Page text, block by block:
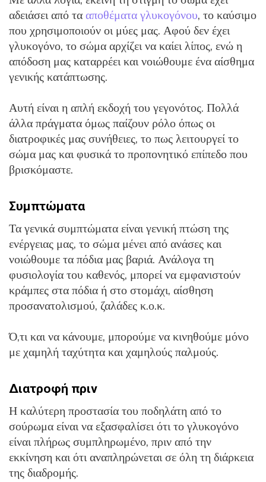
αδειάσει από τααποθέματα γλυκογόνου, το καύσιμο
που χρησιμοποιούν οι μύες μας. Αφού δεν έχει
γλυκογόνο, το σώμα αρχίζει να καίει λίπος, ενώ η
απόδοση μας καταρρέει και νοιώθουμε ένα αίσθημα
γενικής κατάπτωσης.
Αυτή είναι η απλή εκδοχή του γεγονότος. Πολλά
άλλα πράγματα όμως παίζουν ρόλο όπως οι
διατροφικές μας συνήθειες, το πως λειτουργεί το
σώμα μας και φυσικά το προπονητικό επίπεδο που
βρισκόμαστε.
Συμπτώματα
Τα γενικά συμπτώματα είναι γενική πτώση της
ενέργειας μας, το σώμα μένει από ανάσες και
νοιώθουμε τα πόδια μας βαριά. Ανάλογα τη
φυσιολογία του καθενός, μπορεί να εμφανιστούν
κράμπες στα πόδια ή στο στομάχι, αίσθηση
προσανατολισμού, ζαλάδες κ.ο.κ.
Ό,τι και να κάνουμε, μπορούμε να κινηθούμε μόνο
με χαμηλή ταχύτητα και χαμηλούς παλμούς.
Διατροφή πριν
Η καλύτερη προστασία του ποδηλάτη από το
σούρωμα είναι να εξασφαλίσει ότι το γλυκογόνο
είναι πλήρως συμπληρωμένο, πριν από την
εκκίνηση και ότι αναπληρώνεται σε όλη τη διάρκεια
της διαδρομής.